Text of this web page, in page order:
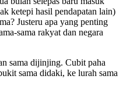
ketepi hasil pendapatan lain)
Justeru apa yang penting
sama rakyat dan negara
sama dijinjing. Cubit paha
sama didaki, ke lurah sama